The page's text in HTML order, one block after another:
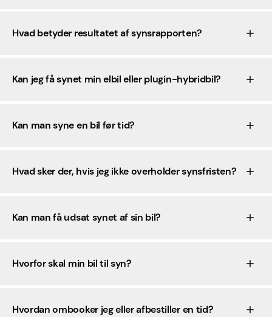
Hvad betyder resultatet af synsrapporten?
Kan jeg få synet min elbil eller plugin-hybridbil?
Kan man syne en bil før tid?
Hvad sker der, hvis jeg ikke overholder synsfristen?
Kan man få udsat synet af sin bil?
Hvorfor skal min bil til syn?
Hvordan ombooker jeg eller afbestiller en tid?